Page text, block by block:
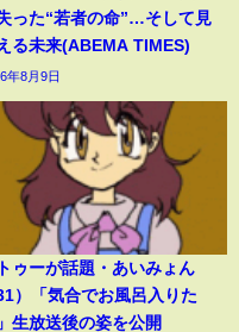
った“若者の命”…そして見
る未来(ABEMA TIMES)
年8月9日
ゥーが話題・あいみょん
31）「気合でお風呂入りた
生放送後の姿を公開